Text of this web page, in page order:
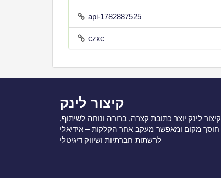
api-1782887525
czxc
קיצור לינק
קיצור לינק יוצר כתובת קצרה, ברורה ונוחה לשיתוף,
חוסך מקום ומאפשר מעקב אחר הקלקות – אידיאלי
לרשתות חברתיות ושיווק דיגיטלי